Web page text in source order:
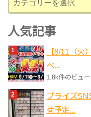
テ
ゴ
リ
ー
人気記事
【8/11（火
ベ...
1.8k件のビュー
プライズ
荷予定...